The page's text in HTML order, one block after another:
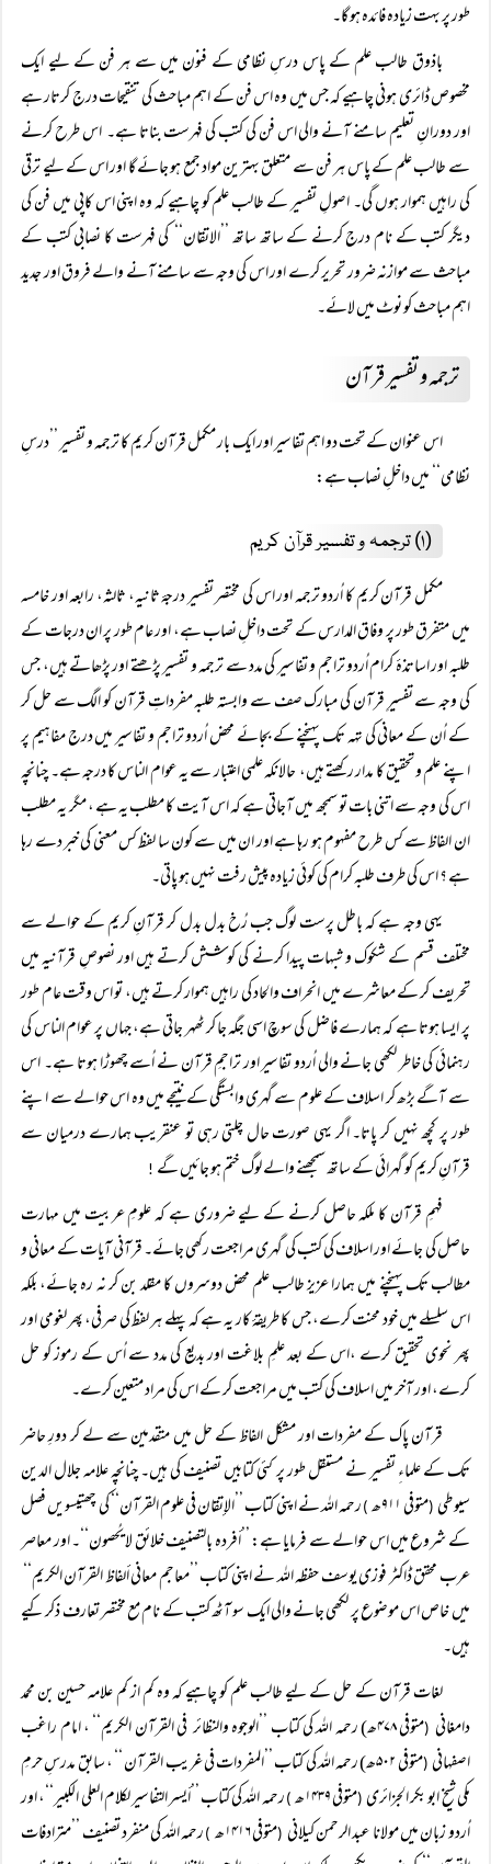
طور پر بہت زیادہ فائدہ ہو گا۔
باذوق طالب علم کے پاس درسِ نظامی کے فنون میں سے ہر فن کے لیے ایک
مخصوص ڈائری ہونی چاہیے کہ جس میں وہ اس فن کے اہم مباحث کی تنقیحات درج کرتار ہے
اور دورانِ تعلیم سامنے آنے والی اس فن کی کتب کی فہرست بناتا ہے۔ اس طرح کرنے
سے طالب علم کے پاس ہر فن سے متعلق بہترین مواد جمع ہو جائے گا اور اس کے لیے ترقی
کی راہیں ہموار ہوں گی۔ اصولِ تفسیر کے طالب علم کو چاہیے کہ وہ اپنی اس کاپی میں فن کی
دیگر کتب کے نام درج کرنے کے ساتھ ساتھ ’’الاتقان‘‘ کی فہرست کا نصابی کتب کے
مباحث سے موازنہ ضرور تحریر کرے اور اس کی وجہ سے سامنے آنے والے فروق اور جدید
اہم مباحث کو نوٹ میں لائے۔
ترجمہ و تفسیر قرآن
اس عنوان کے تحت دو اہم تفاسیر اور ایک بار مکمل قرآن کریم کا ترجمہ و تفسیر ’’درسِ
نظامی‘‘ میں داخلِ نصاب ہے:
(۱) ترجمہ و تفسیر قرآن کریم
مکمل قرآن کریم کا اُردو ترجمہ اور اس کی مختصر تفسیر درجۂ ثانیہ، ثالثہ، رابعہ اور خامسہ
میں متفرق طور پر وفاق المدارس کے تحت داخلِ نصاب ہے، اور عام طور پر ان درجات کے
طلبہ اور اساتذۂ کرام اُردو تراجم و تفاسیر کی مدد سے ترجمہ و تفسیر پڑھتے اور پڑھاتے ہیں، جس
کی وجہ سے تفسیرِ قرآن کی مبارک صف سے وابستہ طلبہ مفرداتِ قرآن کو الگ سے حل کر
کے اُن کے معانی کی تہہ تک پہنچنے کے بجائے محض اُردو تراجم و تفاسیر میں درج مفاہیم پر
اپنے علم و تحقیق کا مدار رکھتے ہیں، حالانکہ علمی اعتبار سے یہ عوام الناس کا درجہ ہے۔ چنانچہ
اس کی وجہ سے اتنی بات تو سمجھ میں آجاتی ہے کہ اس آیت کا مطلب یہ ہے ، مگر یہ مطلب
ان الفاظ سے کس طرح مفہوم ہو رہا ہے اور ان میں سے کون سا لفظ کس معنی کی خبر دے رہا
ہے ؟ اس کی طرف طلبہ کرام کی کوئی زیادہ پیش رفت نہیں ہو پاتی۔
یہی وجہ ہے کہ باطل پرست لوگ جب رُخ بدل بدل کر قرآنِ کریم کے حوالے سے
مختلف قسم کے شکوک و شبہات پیدا کرنے کی کوشش کرتے ہیں اور نصوصِ قرآنیہ میں
تحریف کر کے معاشرے میں انحراف والحاد کی راہیں ہموار کرتے ہیں، تو اس وقت عام طور
پر ایسا ہوتا ہے کہ ہمارے فاضل کی سوچ اسی جگہ جا کر ٹھہر جاتی ہے، جہاں پر عوام الناس کی
رہنمائی کی خاطر لکھی جانے والی اُردو تفاسیر اور تراجمِ قرآن نے اُسے چھوڑا ہوتا ہے۔ اس
سے آگے بڑھ کر اسلاف کے علوم سے گہری وابستگی کے نتیجے میں وہ اس حوالے سے اپنے
طور پر کچھ نہیں کر پاتا۔ اگر یہی صورت حال چلتی رہی تو عنقریب ہمارے درمیان سے
قرآنِ کریم کو گہرائی کے ساتھ سمجھنے والے لوگ ختم ہو جائیں گے !
فہمِ قرآن کا ملکہ حاصل کرنے کے لیے ضروری ہے کہ علومِ عربیت میں مہارت
حاصل کی جائے اور اسلاف کی کتب کی گہری مراجعت رکھی جائے۔ قرآنی آیات کے معانی و
مطالب تک پہنچنے میں ہمارا عزیز طالب علم محض دوسروں کا مقلد بن کر نہ رہ جائے، بلکہ
اس سلسلے میں خود محنت کرے، جس کا طریقۂ کار یہ ہے کہ پہلے ہر لفظ کی صرفی، پھر لغومی اور
پھر نحوی تحقیق کرے ،اس کے بعد علمِ بلاغت اور بدیع کی مدد سے اُس کے رموز کو حل
کرے، اور آخر میں اسلاف کی کتب میں مراجعت کر کے اس کی مراد متعین کرے۔
قرآن پاک کے مفردات اور مشکل الفاظ کے حل میں متقدمین سے لے کر دورِ حاضر
تک کے علماءِ تفسیر نے مستقل طور پر کئی کتابیں تصنیف کی ہیں۔ چنانچہ علامہ جلال الدین
سیوطی (متوفی ۹۱۱ھ )رحمہ اللہ نے اپنی کتاب ’’الإتقان في علوم القرآن‘‘ کی چھتیسویں فصل
کے شروع میں اس حوالے سے فرمایا ہے: ’’أفردہ بالتصنيف خلائق لا يُحصون‘‘۔ اور معاصر
عرب محقق ڈاکٹر فوزی یوسف حفظہ اللہ نے اپنی کتاب ’’معاجم معاني ألفاظ القرآن الكریم‘‘
میں خاص اس موضوع پر لکھی جانے والی ایک سو آٹھ کتب کے نام مع مختصر تعارف ذکر کیے
ہیں۔
لغات قرآن کے حل کے لیے طالب علم کو چاہیے کہ وہ کم از کم علامہ حسین بن محمد
دامغانی (
متوفی ۴۷۸ھ) رحمہ اللہ کی كتاب ’’الوجوہ والنظائر في القرآن الكريم‘‘ ، امام راغب
اصفہانی (
متوفی ۵۰۲ھ) رحمہ اللہ کی کتاب ’’المفردات في غريب القرآن ‘‘ ، سابق مدرسِ حرمِ
مکی شیخ ابو بکر الجزائری (متوفی ۱۴۳۹ھ )رحمہ اللہ کی کتاب ’’أيسر التفاسير لكلام العلي الكبير‘‘، اور
اُردو زبان میں مولانا عبد الرحمن کیلانی (متوفی ۱۴۱۶ھ )رحمہ اللہ کی منفرد تصنیف ’’مترادفات